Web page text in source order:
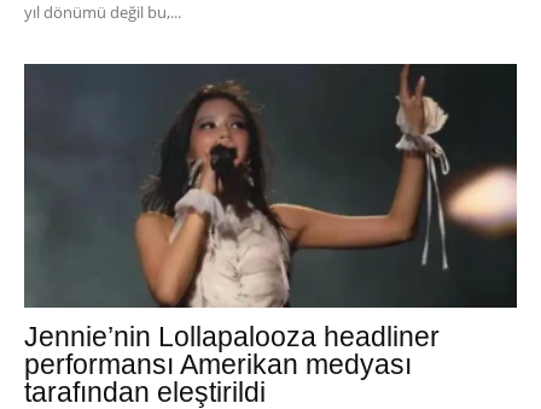
yıl dönümü değil bu,...
Jennie’nin Lollapalooza headliner
performansı Amerikan medyası
tarafından eleştirildi